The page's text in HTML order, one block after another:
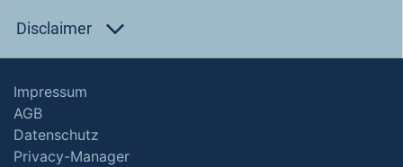
Disclaimer
Impressum
AGB
Datenschutz
Privacy-Manager